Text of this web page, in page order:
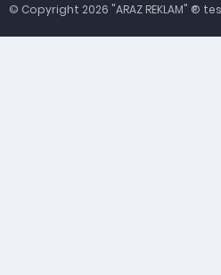
© Copyright 2026 "ARAZ REKLAM" ®